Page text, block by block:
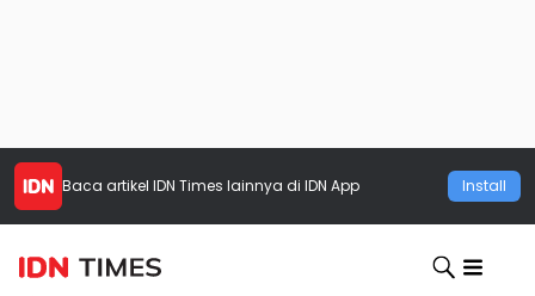
Baca artikel IDN Times lainnya di IDN App Install